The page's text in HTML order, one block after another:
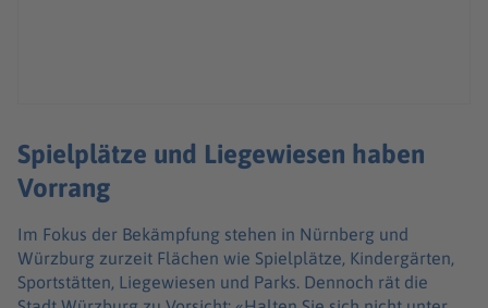
Spielplätze und Liegewiesen haben
Vorrang
Im Fokus der Bekämpfung stehen in Nürnberg und
Würzburg zurzeit Flächen wie Spielplätze, Kindergärten,
Sportstätten, Liegewiesen und Parks. Dennoch rät die